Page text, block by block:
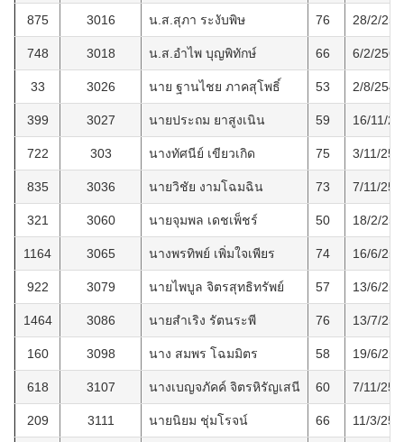
875 3016 น.ส.สุภา ระงับพิษ 76 28/2/
748 3018 น.ส.อำไพ บุญพิทักษ์ 66 6/2/2564
33 3026 นาย ฐานไชย ภาคสุโพธิ์ 53 2/8/2549
399 3027 นายประถม ยาสูงเนิน 59 16/11/
722 303 นางทัศนีย์ เขียวเกิด 75 3/11/
835 3036 นายวิชัย งามโฉมฉิน 73 7/11/
321 3060 นายจุมพล เดชเพ็ชร์ 50 18/2/
1164 3065 นางพรทิพย์ เพิ่มใจเพียร 74 16/6/
922 3079 นายไพบูล จิตรสุทธิทรัพย์ 57 13/6/
1464 3086 นายสำเริง รัตนระพี 76 13/7/
160 3098 นาง สมพร โฉมมิตร 58 19/6/
618 3107 นางเบญจภัคค์ จิตรหิรัญเสนี 60 7/11/
209 3111 นายนิยม ชุ่มโรจน์ 66 11/3/